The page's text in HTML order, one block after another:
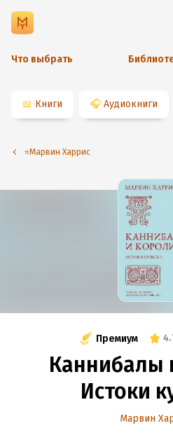
Что выбрать
📖 Книги 🎧 Аудиокниги
⭐️Марвин Харрис
Премиум
Каннибалы
Истоки
Марвин